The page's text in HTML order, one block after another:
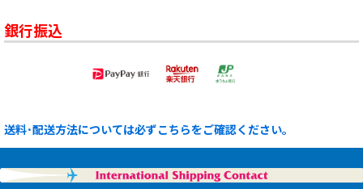
銀行振込
送料･配送方法については必ずこちらをご確認ください。